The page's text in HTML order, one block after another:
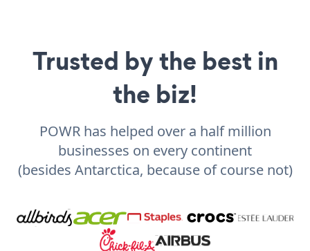
Trusted by the best in
the biz!
POWR has helped over a half million
businesses on every continent
(besides Antarctica, because of course not)